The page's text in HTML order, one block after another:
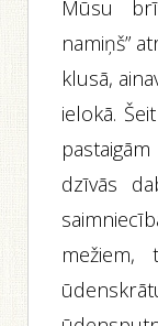
Mūsu
namiņš”
klusā,
ielokā.
dzīvās